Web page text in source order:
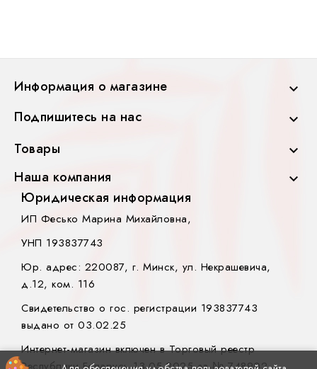
Информация о магазине 
Подпишитесь на нас 
Товары 
Наша компания 
Юридическая информация
ИП Фесько Марина Михайловна,
УНП 193837743
Юр. адрес: 220087, г. Минск, ул. Некрашевича,
д.12, ком. 116
Свидетельство о гос. регистрации 193837743
выдано от 03.02.25
Интернет-магазин включен в Торговый реестр
Республики Беларусь 13.05.2025 за № 748902.